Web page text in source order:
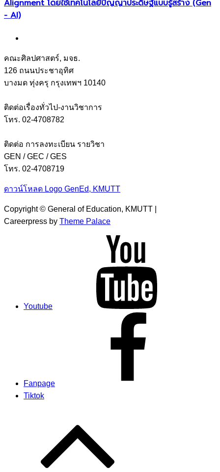
Alignment โดยใช้เทคโนโลยีปัญญาประดิษฐ์แบบรู้สร้าง (Gen
- AI)
คณะศิลปศาสตร์, มจธ.
126 ถนนประชาอุทิศ
บางมด ทุ่งครุ กรุงเทพฯ 10140
ติดต่อเรื่องทั่วไป-งานวิชาการ
โทร. 02-4708782
ติดต่อ การลงทะเบียน รายวิชา
GEN / GEC / GES
โทร. 02-4708719
ดาวน์โหลด Logo GenEd, KMUTT
Copyright © General of Education, KMUTT |
Careerpress by Theme Palace
Youtube
Fanpage
Tiktok